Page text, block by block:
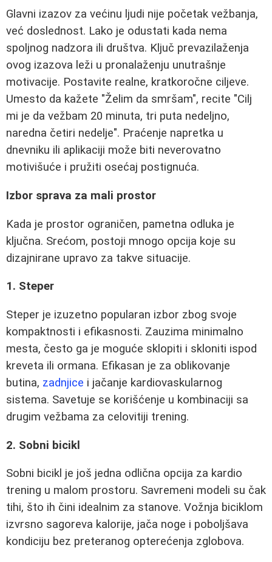
Glavni izazov za većinu ljudi nije početak vežbanja,
već doslednost. Lako je odustati kada nema
spoljnog nadzora ili društva. Ključ prevazilaženja
ovog izazova leži u pronalaženju unutrašnje
motivacije. Postavite realne, kratkoročne ciljeve.
Umesto da kažete "Želim da smršam", recite "Cilj
mi je da vežbam 20 minuta, tri puta nedeljno,
naredna četiri nedelje". Praćenje napretka u
dnevniku ili aplikaciji može biti neverovatno
motivišuće i pružiti osećaj postignuća.
Izbor sprava za mali prostor
Kada je prostor ograničen, pametna odluka je
ključna. Srećom, postoji mnogo opcija koje su
dizajnirane upravo za takve situacije.
1. Steper
Steper je izuzetno popularan izbor zbog svoje
kompaktnosti i efikasnosti. Zauzima minimalno
mesta, često ga je moguće sklopiti i skloniti ispod
kreveta ili ormana. Efikasan je za oblikovanje
butina, zadnjice i jačanje kardiovaskularnog
sistema. Savetuje se korišćenje u kombinaciji sa
drugim vežbama za celovitiji trening.
2. Sobni bicikl
Sobni bicikl je još jedna odlična opcija za kardio
trening u malom prostoru. Savremeni modeli su čak
tihi, što ih čini idealnim za stanove. Vožnja biciklom
izvrsno sagoreva kalorije, jača noge i poboljšava
kondiciju bez preteranog opterećenja zglobova.